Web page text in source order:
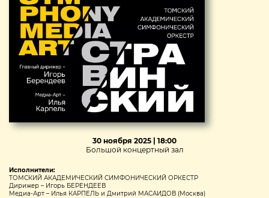
30 ноября 2025 | 18:00
Большой концертный зал
Исполнители:
ТОМСКИЙ АКАДЕМИЧЕСКИЙ СИМФОНИЧЕСКИЙ ОРКЕСТР
Дирижер – Игорь БЕРЕНДЕЕВ
Медиа-Арт – Илья КАРПЕЛЬ и Дмитрий МАСАИДОВ (Москва)